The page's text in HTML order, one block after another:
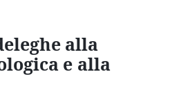
alla
e alla